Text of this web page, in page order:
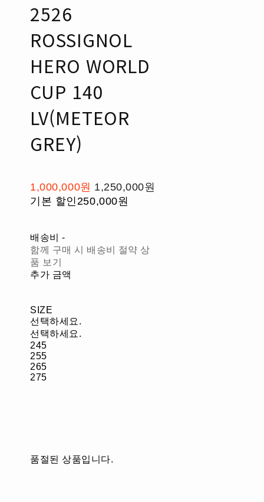
2526
ROSSIGNOL
HERO WORLD
CUP 140
LV(METEOR
GREY)
1,000,000원 1,250,000원
기본 할인250,000원
배송비-
함께 구매 시 배송비 절약 상
품 보기
추가 금액
SIZE
선택하세요.
선택하세요.
245
255
265
275
품절된 상품입니다.